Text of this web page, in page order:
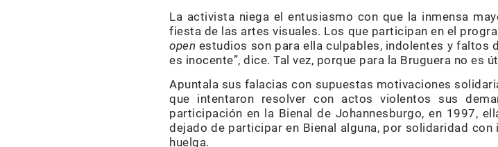
La activista niega el entusiasmo con que la inmensa
fiesta de las artes visuales. Los que participan en el
open estudios son para ella culpables, indolentes y faltos
es inocente”, dice. Tal vez, porque para la Bruguera no es
Apuntala sus falacias con supuestas motivaciones
que intentaron resolver con actos violentos sus
participación en la Bienal de Johannesburgo, en 1997,
dejado de participar en Bienal alguna, por solidaridad
huelga.